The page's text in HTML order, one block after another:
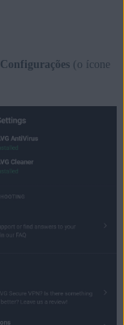
Configurações(o ícone